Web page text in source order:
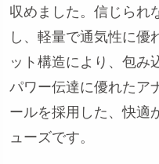
収めました。信じられ
し、軽量で通気性に優
ット構造により、包み
パワー伝達に優れたア
ールを採用した、快適
ューズです。